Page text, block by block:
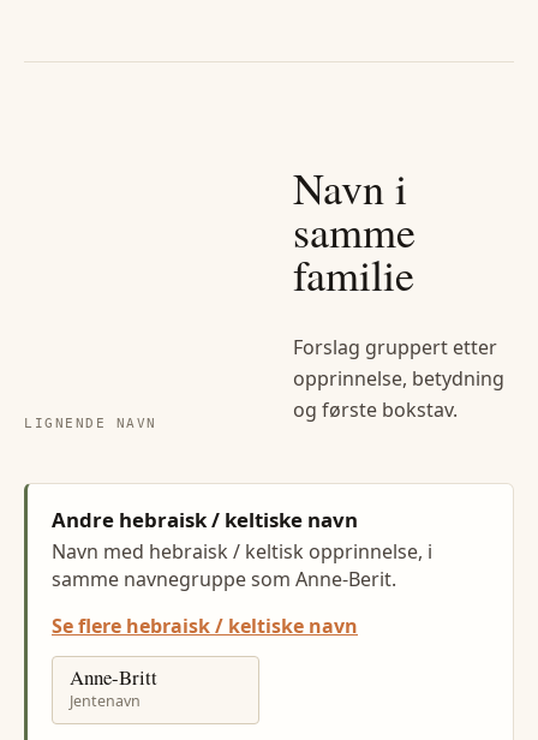
LIGNENDE NAVN
Navn i
samme
familie
Forslag gruppert etter
opprinnelse, betydning
og første bokstav.
Andre hebraisk / keltiske navn
Navn med hebraisk / keltisk opprinnelse, i
samme navnegruppe som Anne-Berit.
Se flere hebraisk / keltiske navn
Anne-Britt
Jentenavn